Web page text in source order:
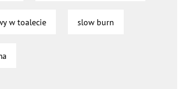
w toalecie slow burn